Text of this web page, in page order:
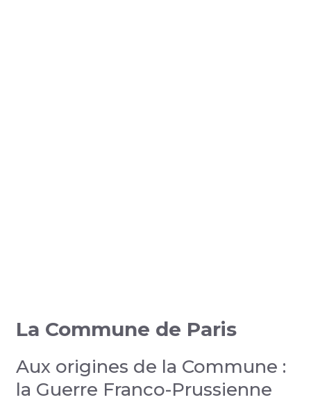
La Commune de Paris
Aux origines de la Commune :
la Guerre Franco-Prussienne